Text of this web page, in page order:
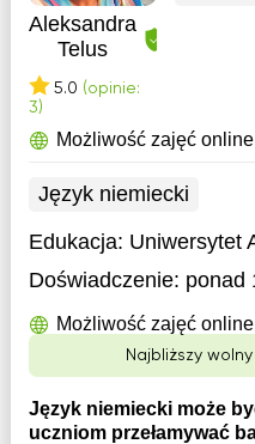
Aleksandra
Telus
5.0 (opinie:
3)
Możliwość zajęć online
Język niemiecki
Edukacja: Uniwersytet
Doświadczenie: ponad
Możliwość zajęć online
Najbliższy
Język niemiecki może
uczniom przełamywać